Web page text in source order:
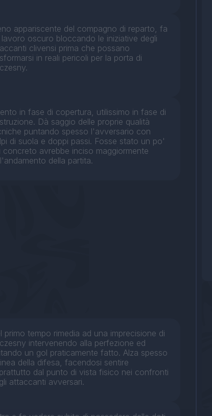
appariscente del compagno di reparto, fa
lavoro oscuro bloccando le iniziative degli
clivensi prima che possano
in reali pericoli per la porta di
in fase di copertura, utilissimo in fase di
Dà saggio delle proprie qualità
puntando spesso l'avversario con
di suola e doppi passi. Fosse stato un po'
concreto avrebbe inciso maggiormente
della partita.
primo tempo rimedia ad una imprecisione di
intervenendo alla perfezione ed
un gol praticamente fatto. Alza spesso
della difesa, facendosi sentire
dal punto di vista fisico nei confronti
attaccanti avversari.